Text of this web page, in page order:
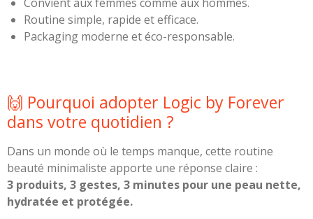
Routine simple, rapide et efficace.
Packaging moderne et éco-responsable.
🙌 Pourquoi adopter Logic by Forever
dans votre quotidien ?
Dans un monde où le temps manque, cette routine
beauté minimaliste apporte une réponse claire :
3 produits, 3 gestes, 3 minutes pour une peau nette,
hydratée et protégée.